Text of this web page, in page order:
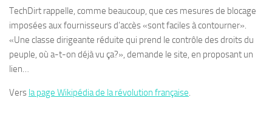
TechDirt rappelle, comme beaucoup, que ces mesures de blocage
imposées aux fournisseurs d’accès «sont faciles à contourner».
«Une classe dirigeante réduite qui prend le contrôle des droits du
peuple, où a-t-on déjà vu ça?», demande le site, en proposant un
lien…
Vers la page Wikipédia de la révolution française.